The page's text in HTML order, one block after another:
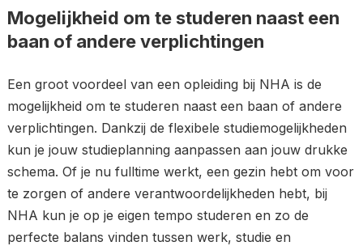
Mogelijkheid om te studeren naast een
baan of andere verplichtingen
Een groot voordeel van een opleiding bij NHA is de
mogelijkheid om te studeren naast een baan of andere
verplichtingen. Dankzij de flexibele studiemogelijkheden
kun je jouw studieplanning aanpassen aan jouw drukke
schema. Of je nu fulltime werkt, een gezin hebt om voor
te zorgen of andere verantwoordelijkheden hebt, bij
NHA kun je op je eigen tempo studeren en zo de
perfecte balans vinden tussen werk, studie en